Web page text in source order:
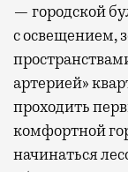
— городской
с освещением,
артерией»
проходить
комфортной
начинаться